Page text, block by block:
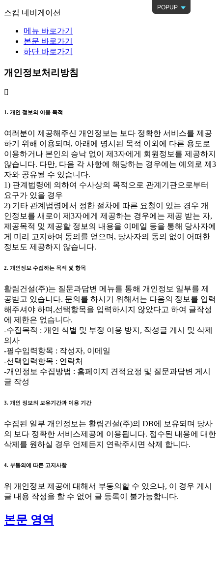
스킵 네비게이션
메뉴 바로가기
본문 바로가기
하단 바로가기
POPUP
개인정보처리방침
1. 개인 정보의 이용 목적
여러분이 제공해주신 개인정보는 보다 정확한 서비스를 제공
하기 위해 이용되며, 아래에 명시된 목적 이외에 다른 용도로
이용하거나 본인의 승낙 없이 제3자에게 회원정보를 제공하지
않습니다. 다만, 다음 각 사항에 해당하는 경우에는 예외로 제3
자와 공유될 수 있습니다.
1) 관계법령에 의하여 수사상의 목적으로 관계기관으로부터
요구가 있을 경우
2) 기타 관계법령에서 정한 절차에 따른 요청이 있는 경우 개
인정보를 새로이 제3자에게 제공하는 경우에는 제공 받는 자,
제공목적 및 제공할 정보의 내용을 이메일 등을 통해 당사자에
게 미리 고지하여 동의를 얻으며, 당사자의 동의 없이 어떠한
정보도 제공하지 않습니다.
2. 개인정보 수집하는 목적 및 항목
활림건설(주)는 질문과답변 메뉴를 통해 개인정보 일부를 제
공받고 있습니다. 문의를 하시기 위해서는 다음의 정보를 입력
해주셔야 하며,선택항목을 입력하시지 않았다고 하여 글작성
에 제한은 없습니다.
-수집목적 : 개인 식별 및 부정 이용 방지, 작성글 게시 및 삭제
의사
-필수입력항목 : 작성자, 이메일
-선택입력항목 : 연락처
-개인정보 수집방법 : 홈페이지 견적요정 및 질문과답변 게시
글 작성
3. 개인 정보의 보유기간과 이용 기간
수집된 일부 개인정보는 활림건설(주)의 DB에 보유되며 당사
의 보다 정확한 서비스제공에 이용됩니다. 접수된 내용에 대한
삭제를 원하실 경우 언제든지 연락주시면 삭제 합니다.
4. 부동의에 따른 고지사항
위 개인정보 제공에 대해서 부동의할 수 있으나, 이 경우 게시
글 내용 작성을 할 수 없어 글 등록이 불가능합니다.
본문 영역